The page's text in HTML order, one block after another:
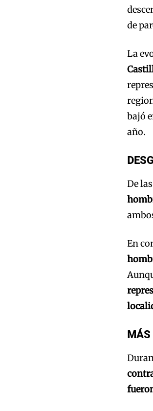
de
La
bajó
año.
De las
En
MÁS